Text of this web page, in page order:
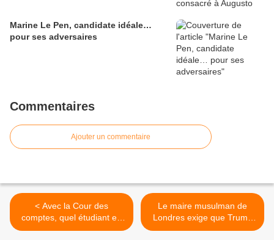
Marine Le Pen, candidate idéale…
pour ses adversaires
Commentaires
Ajouter un commentaire
< Avec la Cour des
comptes, quel étudiant en
médecine aura encore
Le maire musulman de
Londres exige que Trump
soit interdit de visite